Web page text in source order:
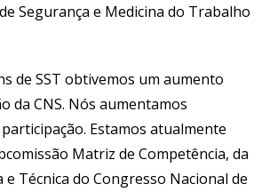
Segurança e Medicina do Trabalho
de SST obtivemos um aumento
da CNS. Nós aumentamos
Estamos atualmente
Matriz de Competência, da
e Técnica do Congresso Nacional de